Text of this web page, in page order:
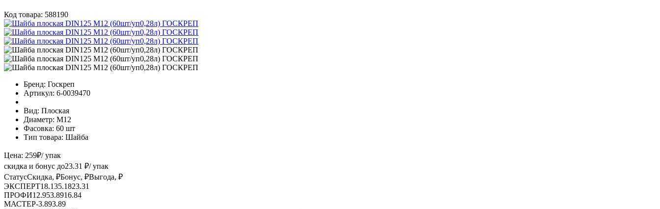
Код товара: 588190
Бренд: Госкреп
Артикул: 6-0039470
Вид: Плоская
Диаметр: М12
Фасовка: 60 шт
Тип товара: Шайба
Цена: 259₽/ упак
скидка и бонус до23.31 ₽/ упак
СтатусСкидка, ₽Бонус, ₽Выгода, ₽
ЭКСПЕРТ18.135.1823.31
ПРОФИ12.953.8916.84
МАСТЕР-3.893.89